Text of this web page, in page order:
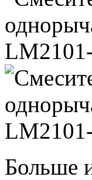
Больше